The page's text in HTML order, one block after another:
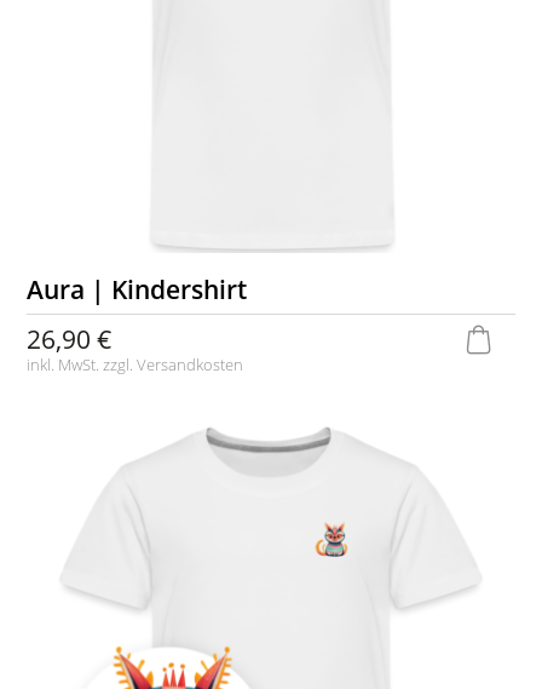
Aura | Kindershirt
26,90 €
inkl. MwSt. zzgl.Versandkosten